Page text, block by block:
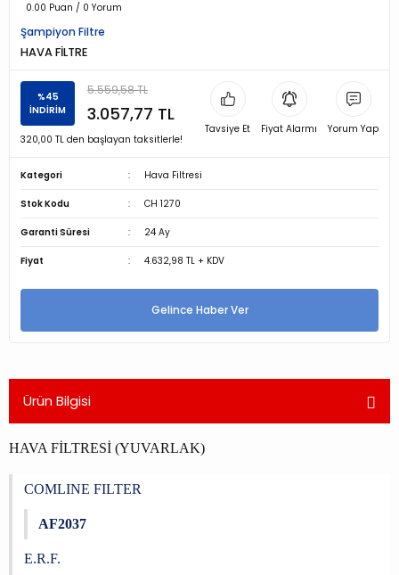
0.00 Puan / 0 Yorum
Şampiyon Filtre
HAVA FİLTRE
%45
İNDİRİM
5.559,58 TL
3.057,77 TL
320,00 TL den başlayan taksitlerle!
Tavsiye Et Fiyat Alarmı Yorum Yap
Kategori Hava Filtresi
Stok Kodu CH 1270
Garanti Süresi 24 Ay
Fiyat 4.632,98 TL + KDV
Gelince Haber Ver
Ürün Bilgisi
HAVA FİLTRESİ (YUVARLAK)
COMLINE FILTER
AF2037
E.R.F.